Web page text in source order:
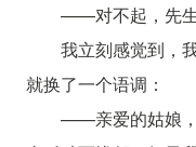
——对不起，先生
我立刻感觉到，
就换了一个语调：
——亲爱的姑娘，